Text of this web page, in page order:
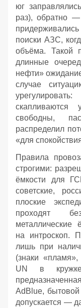
юг
раз), обратно —
поиски АЗС,
объёма. Такой
длинные
нефти»
случае
свободны,
распределил
«для
Правила
строгими:
ёмкости для
советские,
плоские
проходят
металлические
на интроскоп.
лишь при
(знаки
UN в
AdBlue,
допускается —